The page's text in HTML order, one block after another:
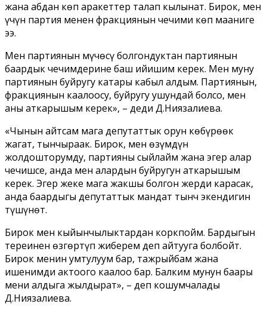
жана абдан көп аракеттер талап кылынат. Бирок, мен
үчүн партия менен фракциянын чечими көп мааниге
ээ.
Мен партиянын мүчөсү болгондуктан партиянын
баардык чечимдерине баш ийишим керек. Мен муну
партиянын буйругу катары кабыл алдым. Партиянын,
фракциянын каалоосу, буйругу ушундай болсо, мен
аны аткарышым керек», – деди Д.Ниязалиева.
«Чынын айтсам мага депутаттык орун көбүрөөк
жагат, тынчыраак. Бирок, мен өзүмдүн
жолдошторумду, партияны сыйлайм жана эгер алар
чечишсе, анда мен алардын буйругун аткарышым
керек. Эгер жеке мага жакшы болгон жерди карасак,
анда баардыгы депутаттык мандат тынч экендигин
түшүнөт.
Бирок мен кыйынчылыктардан коркпойм. Бардыгын
тереңинен өзгөртүп жиберем деп айтууга болбойт.
Бирок менин умтулуум бар, тажрыйбам жана
ишенимди актоого каалоо бар. Балким мунун баары
мени алдыга жылдырат», – деп кошумчалады
Д.Ниязалиева.